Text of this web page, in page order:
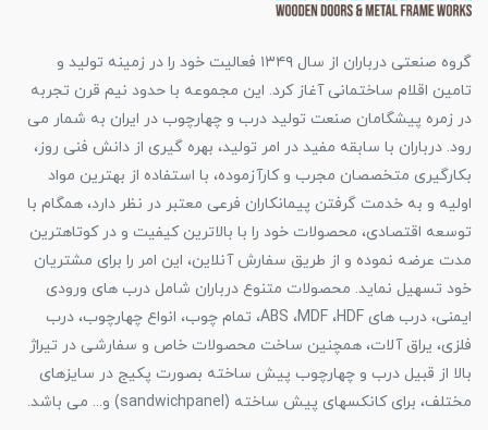
گروه صنعتی درباران از سال ۱۳۴۹ فعالیت خود را در زمینه تولید و
تامین اقلام ساختمانی آغاز کرد. این مجموعه با حدود نیم قرن تجربه
در زمره پیشگامان صنعت تولید درب و چهارچوب در ایران به شمار می
رود. درباران با سابقه مفید در امر تولید، بهره گیری از دانش فنی روز،
بکارگیری متخصصان مجرب و کارآزموده، با استفاده از بهترین مواد
اولیه و به خدمت گرفتن پیمانکاران فرعی معتبر در نظر دارد، همگام با
توسعه اقتصادی، محصولات خود را با بالاترین کیفیت و در کوتاهترین
مدت عرضه نموده و از طریق سفارش آنلاین، این امر را برای مشتریان
خود تسهیل نماید. محصولات متنوع درباران شامل درب های ورودی
ایمنی، درب های ABS ،MDF ،HDF، تمام چوب، انواع چهارچوب، درب
فلزی، یراق آلات، همچنین ساخت محصولات خاص و سفارشی در تیراژ
بالا از قبیل درب و چهارچوب پیش ساخته بصورت پکیج در سایزهای
مختلف، برای کانکسهای پیش ساخته (sandwichpanel) و... می باشد.